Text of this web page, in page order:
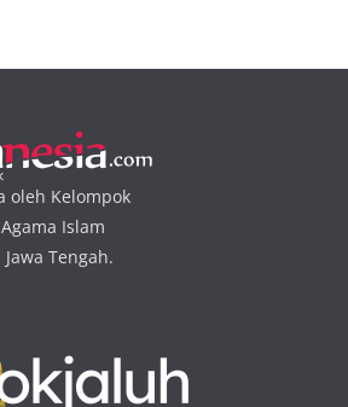
oleh Kelompok
Islam
Jawa Tengah.